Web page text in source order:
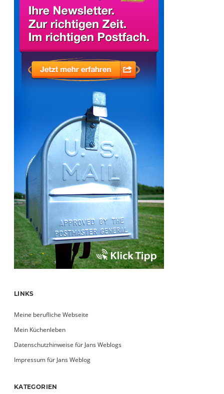
LINKS
Meine berufliche Webseite
Mein Küchenleben
Datenschutzhinweise für Jans Weblogs
Impressum für Jans Weblog
KATEGORIEN